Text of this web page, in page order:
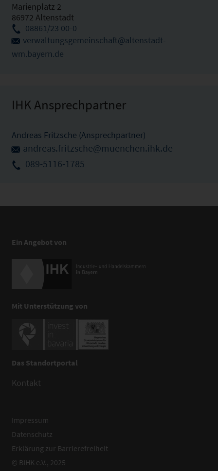
Marienplatz 2
86972 Altenstadt
08861/23 00-0
verwaltungsgemeinschaft@altenstadt-
wm.bayern.de
IHK Ansprechpartner
Andreas Fritzsche (Ansprechpartner)
andreas.fritzsche@muenchen.ihk.de
089-5116-1785
Ein Angebot von
Mit Unterstützung von
Das Standortportal
Kontakt
Impressum
Datenschutz
Erklärung zur Barrierefreiheit
© BIHK e.V., 2025